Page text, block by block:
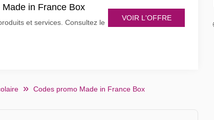
in France Box
et services. Consultez le
VOIR L'OFFRE
Codes promo Made in France Box